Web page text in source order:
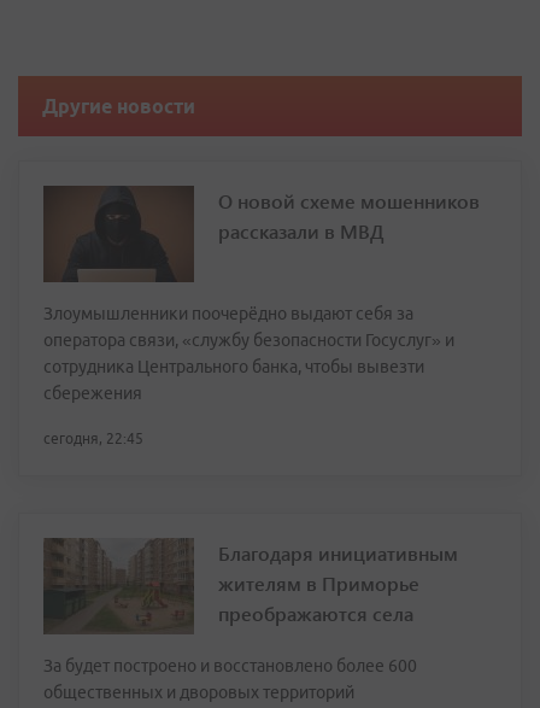
Другие новости
О новой схеме мошенников
рассказали в МВД
Злоумышленники поочерёдно выдают себя за
оператора связи, «службу безопасности Госуслуг» и
сотрудника Центрального банка, чтобы вывезти
сбережения
сегодня, 22:45
Благодаря инициативным
жителям в Приморье
преображаются села
За будет построено и восстановлено более 600
общественных и дворовых территорий